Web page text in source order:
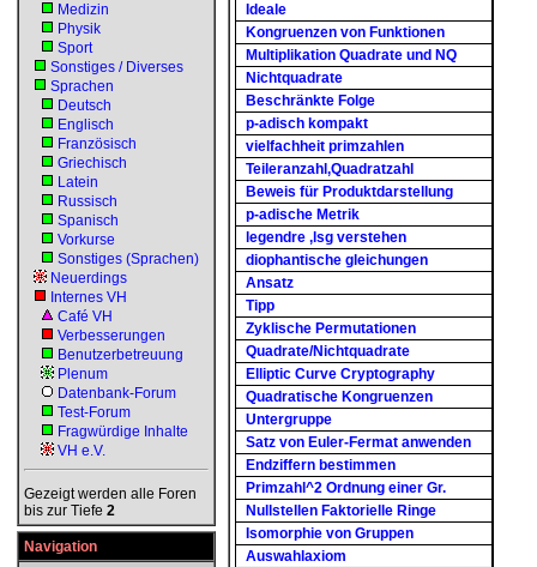
Medizin
Physik
Sport
Sonstiges / Diverses
Sprachen
Deutsch
Englisch
Französisch
Griechisch
Latein
Russisch
Spanisch
Vorkurse
Sonstiges (Sprachen)
Neuerdings
Internes VH
Café VH
Verbesserungen
Benutzerbetreuung
Plenum
Datenbank-Forum
Test-Forum
Fragwürdige Inhalte
VH e.V.
Gezeigt werden alle Foren
bis zur Tiefe 2
Navigation
Ideale
Kongruenzen von Funktionen
Multiplikation Quadrate und NQ
Nichtquadrate
Beschränkte Folge
p-adisch kompakt
vielfachheit primzahlen
Teileranzahl,Quadratzahl
Beweis für Produktdarstellung
p-adische Metrik
legendre ,lsg verstehen
diophantische gleichungen
Ansatz
Tipp
Zyklische Permutationen
Quadrate/Nichtquadrate
Elliptic Curve Cryptography
Quadratische Kongruenzen
Untergruppe
Satz von Euler-Fermat anwenden
Endziffern bestimmen
Primzahl^2 Ordnung einer Gr.
Nullstellen Faktorielle Ringe
Isomorphie von Gruppen
Auswahlaxiom